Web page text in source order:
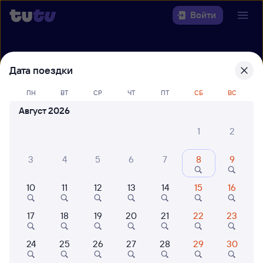
Войти
Выберите день, чтобы найтиж/д
билеты Минеральные Воды —
Россошь
Откуда
Кто едет
Найти поезда
Дата поездки
ПН ВТ СР ЧТ ПТ СБ ВС
Август 2026
1
2
3 4 5 6 7 8 9
10 11 12 13 14 15 16
17 18 19 20 21 22 23
24 25 26 27 28 29 30